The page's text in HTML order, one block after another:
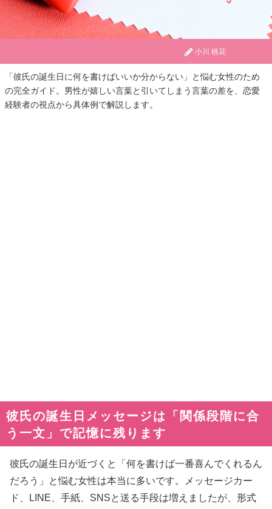
小川 桃花
「彼氏の誕生日に何を書けばいいか分からない」と悩む女性のため
の完全ガイド。男性が嬉しい言葉と引いてしまう言葉の差を、恋愛
経験者の視点から具体例で解説します。
彼氏の誕生日メッセージは「関係段階に合
う一文」で記憶に残ります
彼氏の誕生日が近づくと「何を書けば一番喜んでくれるん
だろう」と悩む女性は本当に多いです。メッセージカー
ド、LINE、手紙、SNSと送る手段は増えましたが、形式